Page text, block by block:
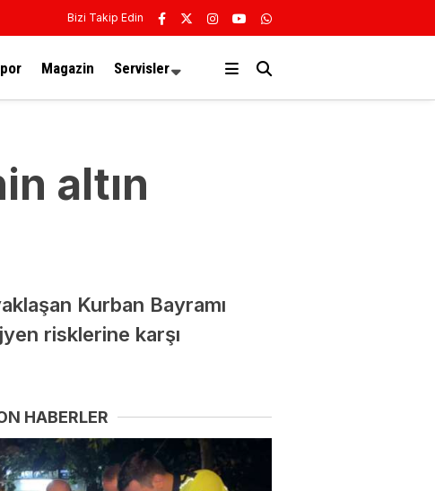
Bizi Takip Edin
Magazin Servisler
altın
Kurban Bayramı
risklerine karşı
HABERLER